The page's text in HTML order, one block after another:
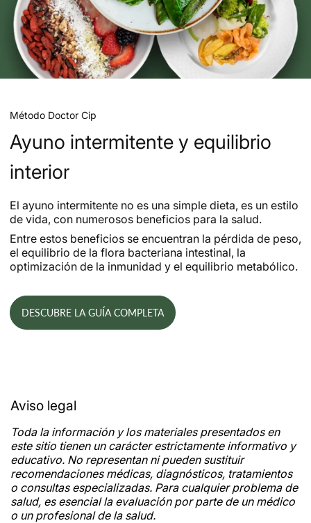
Método Doctor Cip
Ayuno intermitente y equilibrio
interior
El ayuno intermitente no es una simple dieta, es un estilo
de vida, con numerosos beneficios para la salud.
Entre estos beneficios se encuentran la pérdida de peso,
el equilibrio de la flora bacteriana intestinal, la
optimización de la inmunidad y el equilibrio metabólico.
DESCUBRE LA GUÍA COMPLETA
Aviso legal
Toda la información y los materiales presentados en
este sitio tienen un carácter estrictamente informativo y
educativo. No representan ni pueden sustituir
recomendaciones médicas, diagnósticos, tratamientos
o consultas especializadas. Para cualquier problema de
salud, es esencial la evaluación por parte de un médico
o un profesional de la salud.